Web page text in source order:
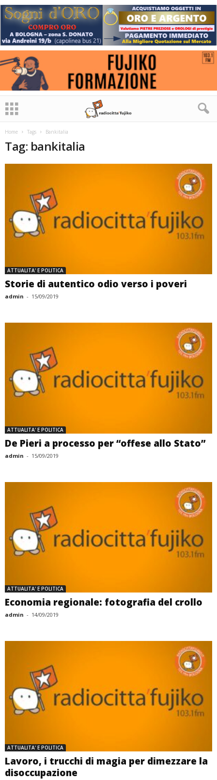
Home Tags Bankitalia
Tag: bankitalia
ATTUALITA' E POLITICA
Storie di autentico odio verso i poveri
admin - 15/09/2019
ATTUALITA' E POLITICA
De Pieri a processo per “offese allo Stato”
admin - 15/09/2019
ATTUALITA' E POLITICA
Economia regionale: fotografia del crollo
admin - 14/09/2019
ATTUALITA' E POLITICA
Lavoro, i trucchi di magia per dimezzare la
disoccupazione